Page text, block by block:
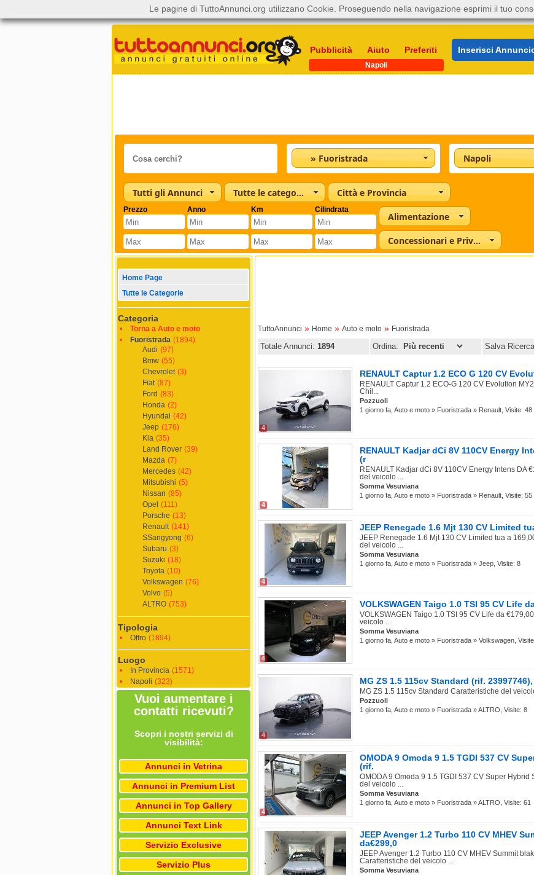
Pubblicità Aiuto Preferiti Inserisci
Napoli
» Fuoristrada Napoli
Tutti gli Annunci Tutte le categorie Città e Provincia
Prezzo Anno Km Cilindrata
Alimentazione
Concessionari e Privati
Home Page
Tutte le Categorie
Categoria
Torna a Auto e moto
Fuoristrada (1894)
Audi (97)
Bmw (55)
Chevrolet (3)
Fiat (87)
Ford (83)
Honda (2)
Hyundai (42)
Jeep (176)
Kia (35)
Land Rover (39)
Mazda (7)
Mercedes (42)
Mitsubishi (5)
Nissan (85)
Opel (111)
Porsche (13)
Renault (141)
SSangyong (6)
Subaru (3)
Suzuki (18)
Toyota (10)
Volkswagen (76)
Volvo (5)
ALTRO (753)
Tipologia
Offro (1894)
Luogo
In Provincia (1571)
Napoli (323)
Vuoi aumentare i
contatti ricevuti?
Scopri i nostri servizi di
visibilità:
Annunci in Vetrina
Annunci in Premium List
Annunci in Top Gallery
Annunci Text Link
Servizio Exclusive
Servizio Plus
TuttoAnnunci » Home » Auto e moto » Fuoristrada
Totale Annunci: 1894 Ordina: Salva Ricerca
4
RENAULT Captur 1.2 ECO G 120 CV
RENAULT Captur 1.2 ECO-G 120 CV Evolution
Chil...
Pozzuoli
1 giorno fa, Auto e moto » Fuoristrada » Renault, Visite: 48
4
RENAULT Kadjar dCi 8V 110CV Energy
(r
RENAULT Kadjar dCi 8V 110CV Energy Intens DA
del veicolo ...
Somma Vesuviana
1 giorno fa, Auto e moto » Fuoristrada » Renault, Visite: 55
4
JEEP Renegade 1.6 Mjt 130 CV Limited
JEEP Renegade 1.6 Mjt 130 CV Limited tua a
del veicolo ...
Somma Vesuviana
1 giorno fa, Auto e moto » Fuoristrada » Jeep, Visite: 8
4
VOLKSWAGEN Taigo 1.0 TSI 95 CV Life
VOLKSWAGEN Taigo 1.0 TSI 95 CV Life da
veicolo ...
Somma Vesuviana
1 giorno fa, Auto e moto » Fuoristrada » Volkswagen,
4
MG ZS 1.5 115cv Standard (rif.
MG ZS 1.5 115cv Standard Caratteristiche del
Pozzuoli
1 giorno fa, Auto e moto » Fuoristrada » ALTRO, Visite: 8
4
OMODA 9 Omoda 9 1.5 TGDI 537 CV
(rif.
OMODA 9 Omoda 9 1.5 TGDI 537 CV Super Hybrid
del veicolo ...
Somma Vesuviana
1 giorno fa, Auto e moto » Fuoristrada » ALTRO, Visite: 61
JEEP Avenger 1.2 Turbo 110 CV MHEV
da€299,0
JEEP Avenger 1.2 Turbo 110 CV MHEV Summit
Caratteristiche del veicolo ...
Somma Vesuviana
Le pagine di TuttoAnnunci.org utilizzano Cookie. Proseguendo nella navigazione esprimi il tuo